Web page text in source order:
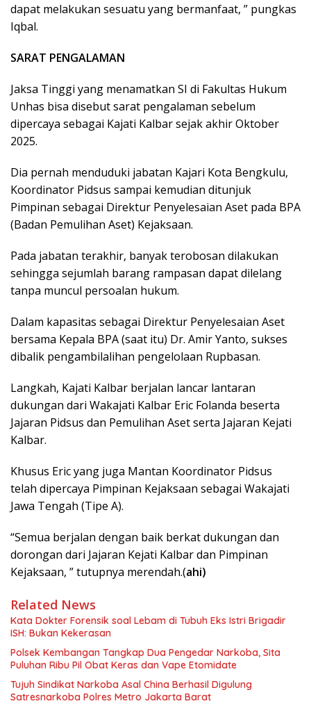
dapat melakukan sesuatu yang bermanfaat, ” pungkas
Iqbal.
SARAT PENGALAMAN
Jaksa Tinggi yang menamatkan SI di Fakultas Hukum
Unhas bisa disebut sarat pengalaman sebelum
dipercaya sebagai Kajati Kalbar sejak akhir Oktober
2025.
Dia pernah menduduki jabatan Kajari Kota Bengkulu,
Koordinator Pidsus sampai kemudian ditunjuk
Pimpinan sebagai Direktur Penyelesaian Aset pada BPA
(Badan Pemulihan Aset) Kejaksaan.
Pada jabatan terakhir, banyak terobosan dilakukan
sehingga sejumlah barang rampasan dapat dilelang
tanpa muncul persoalan hukum.
Dalam kapasitas sebagai Direktur Penyelesaian Aset
bersama Kepala BPA (saat itu) Dr. Amir Yanto, sukses
dibalik pengambilalihan pengelolaan Rupbasan.
Langkah, Kajati Kalbar berjalan lancar lantaran
dukungan dari Wakajati Kalbar Eric Folanda beserta
Jajaran Pidsus dan Pemulihan Aset serta Jajaran Kejati
Kalbar.
Khusus Eric yang juga Mantan Koordinator Pidsus
telah dipercaya Pimpinan Kejaksaan sebagai Wakajati
Jawa Tengah (Tipe A).
“Semua berjalan dengan baik berkat dukungan dan
dorongan dari Jajaran Kejati Kalbar dan Pimpinan
Kejaksaan, ” tutupnya merendah.(ahi)
Related News
Kata Dokter Forensik soal Lebam di Tubuh Eks Istri Brigadir
ISH: Bukan Kekerasan
Polsek Kembangan Tangkap Dua Pengedar Narkoba, Sita
Puluhan Ribu Pil Obat Keras dan Vape Etomidate
Tujuh Sindikat Narkoba Asal China Berhasil Digulung
Satresnarkoba Polres Metro Jakarta Barat